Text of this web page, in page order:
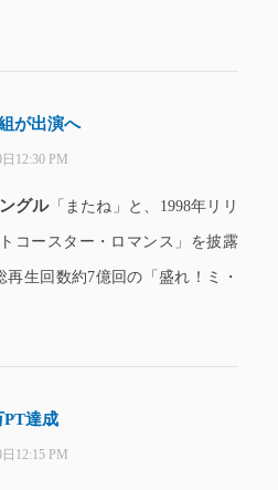
が出演へ
12:30 PM
グル「またね」と、1998年リリ
コースター・ロマンス」を披露
再生回数約7億回の「盛れ！ミ・
達成
12:15 PM